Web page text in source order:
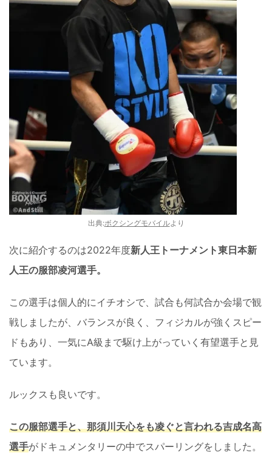
出典:ボクシングモバイルより
次に紹介するのは2022年度新人王トーナメント東日本新
人王の服部凌河選手。
この選手は個人的にイチオシで、試合も何試合か会場で観
戦しましたが、バランスが良く、フィジカルが強くスピー
ドもあり、一気にA級まで駆け上がっていく有望選手と見
ています。
ルックスも良いです。
この服部選手と、那須川天心をも凌ぐと言われる吉成名高
選手がドキュメンタリーの中でスパーリングをしました。